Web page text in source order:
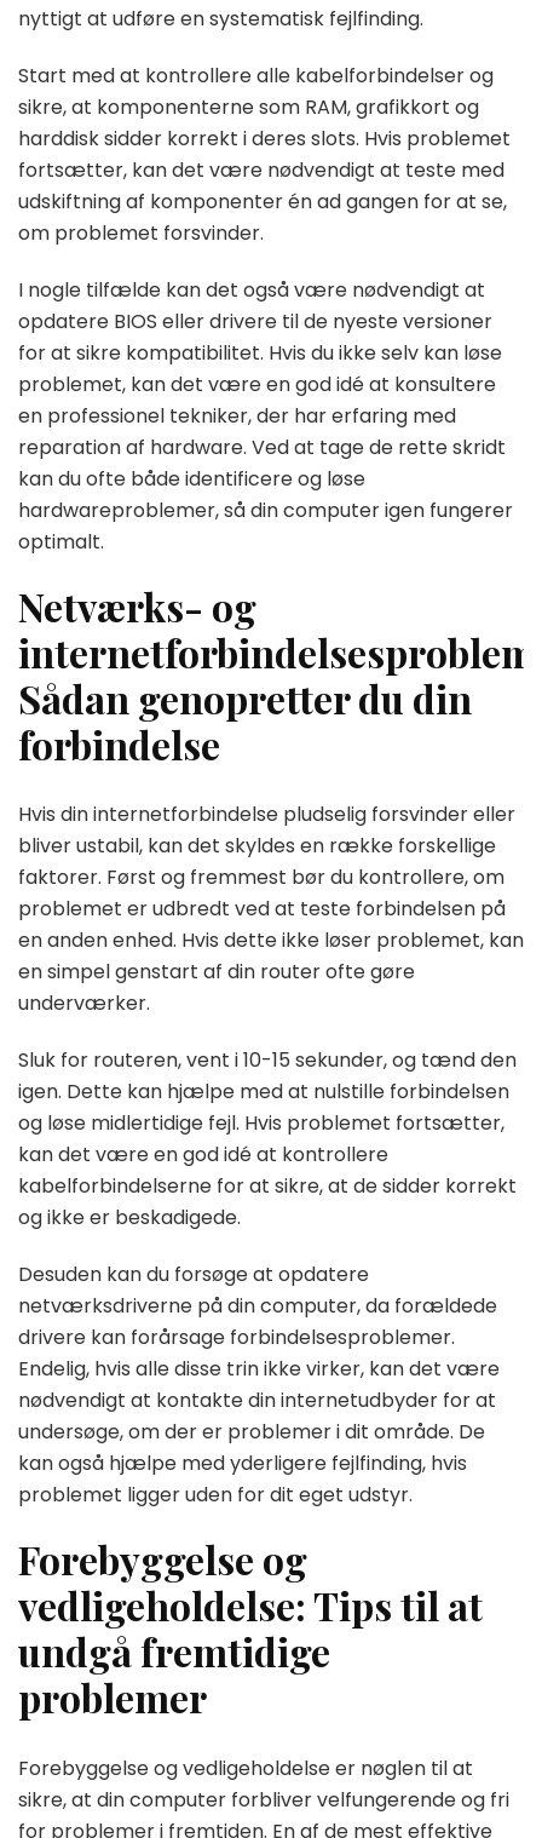
nyttigt at udføre en systematisk fejlfinding.
Start med at kontrollere alle kabelforbindelser og
sikre, at komponenterne som RAM, grafikkort og
harddisk sidder korrekt i deres slots. Hvis problemet
fortsætter, kan det være nødvendigt at teste med
udskiftning af komponenter én ad gangen for at se,
om problemet forsvinder.
I nogle tilfælde kan det også være nødvendigt at
opdatere BIOS eller drivere til de nyeste versioner
for at sikre kompatibilitet. Hvis du ikke selv kan løse
problemet, kan det være en god idé at konsultere
en professionel tekniker, der har erfaring med
reparation af hardware. Ved at tage de rette skridt
kan du ofte både identificere og løse
hardwareproblemer, så din computer igen fungerer
optimalt.
Netværks- og
Sådan genopretter du din
forbindelse
Hvis din internetforbindelse pludselig forsvinder eller
bliver ustabil, kan det skyldes en række forskellige
faktorer. Først og fremmest bør du kontrollere, om
problemet er udbredt ved at teste forbindelsen på
en anden enhed. Hvis dette ikke løser problemet, kan
en simpel genstart af din router ofte gøre
underværker.
Sluk for routeren, vent i 10-15 sekunder, og tænd den
igen. Dette kan hjælpe med at nulstille forbindelsen
og løse midlertidige fejl. Hvis problemet fortsætter,
kan det være en god idé at kontrollere
kabelforbindelserne for at sikre, at de sidder korrekt
og ikke er beskadigede.
Desuden kan du forsøge at opdatere
netværksdriverne på din computer, da forældede
drivere kan forårsage forbindelsesproblemer.
Endelig, hvis alle disse trin ikke virker, kan det være
nødvendigt at kontakte din internetudbyder for at
undersøge, om der er problemer i dit område. De
kan også hjælpe med yderligere fejlfinding, hvis
problemet ligger uden for dit eget udstyr.
Forebyggelse og
vedligeholdelse: Tips til at
undgå fremtidige
problemer
Forebyggelse og vedligeholdelse er nøglen til at
sikre, at din computer forbliver velfungerende og fri
for problemer i fremtiden. En af de mest effektive